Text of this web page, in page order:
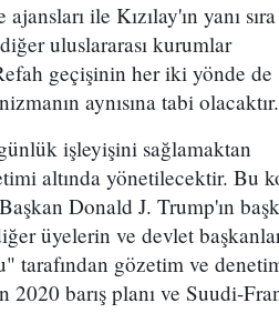
ile Kızılay'ın yanı sıra
uluslararası kurumlar
geçişinin her iki yönde de
aynısına tabi olacaktır.
işleyişini sağlamaktan
altında yönetilecektir. Bu
Donald J. Trump'ın
üyelerin ve devlet
tarafından gözetim ve
barış planı ve Suudi-